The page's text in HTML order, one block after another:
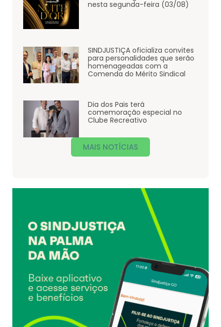
nesta segunda-feira (03/08)
SINDJUSTIÇA oficializa convites
para personalidades que serão
homenageadas com a
Comenda do Mérito Sindical
Dia dos Pais terá
comemoração especial no
Clube Recreativo
MAIS NOTÍCIAS